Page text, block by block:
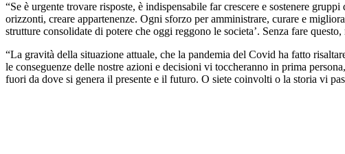
“Se è urgente trovare risposte, è indispensabile far crescere e sostenere
orizzonti, creare appartenenze. Ogni sforzo per amministrare, curare e
strutture consolidate di potere che oggi reggono le societa’. Senza fare
“La gravità della situazione attuale, che la pandemia del Covid ha fatto
le conseguenze delle nostre azioni e decisioni vi toccheranno in prima
fuori da dove si genera il presente e il futuro. O siete coinvolti o la storia vi